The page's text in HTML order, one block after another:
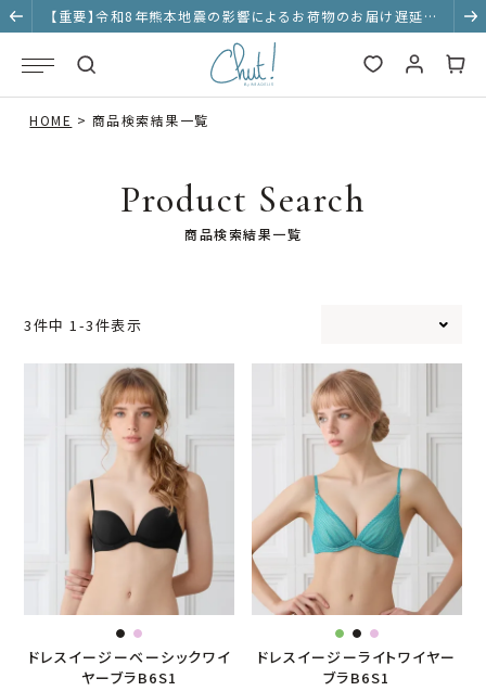
【重要】令和8年熊本地震の影響によるお荷物のお届け遅延に
ついて
HOME 商品検索結果一覧
Product Search
商品検索結果一覧
3件中 1 -3件表示
ドレスイージーベーシックワイ
ヤーブラB6S1
ドレスイージーライトワイヤー
ブラB6S1